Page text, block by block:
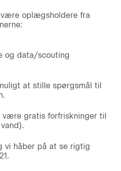
være oplægsholdere fra
og data/scouting
at stille spørgsmål til
gratis forfriskninger til
vi håber på at se rigtig